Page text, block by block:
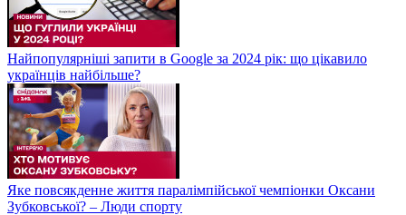
Найпопулярніші запити в Google за 2024 рік: що цікавило
українців найбільше?
Яке повсякденне життя паралімпійської чемпіонки Оксани
Зубковської? – Люди спорту